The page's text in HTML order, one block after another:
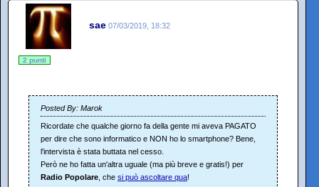
sae 07/03/2019, 18:32
2 punti
Posted By: Marok
Ricordate che qualche giorno fa della gente mi aveva PAGATO
per dire che sono informatico e NON ho lo smartphone? Bene,
l'intervista è stata buttata nel cesso.
Però ne ho fatta un'altra uguale (ma più breve e gratis!) per
Radio Popolare , che si può ascoltare qua!